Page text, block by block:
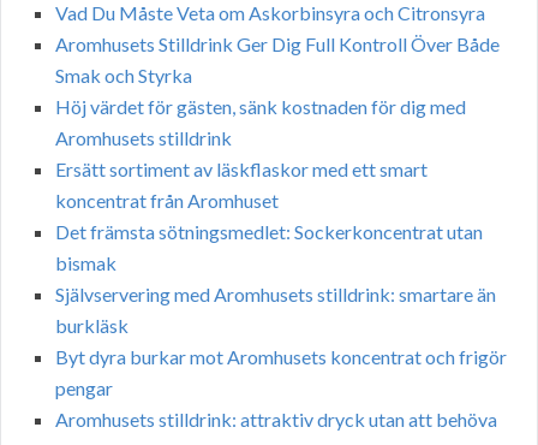
Vad Du Måste Veta om Askorbinsyra och Citronsyra
Aromhusets Stilldrink Ger Dig Full Kontroll Över Både
Smak och Styrka
Höj värdet för gästen, sänk kostnaden för dig med
Aromhusets stilldrink
Ersätt sortiment av läskflaskor med ett smart
koncentrat från Aromhuset
Det främsta sötningsmedlet: Sockerkoncentrat utan
bismak
Självservering med Aromhusets stilldrink: smartare än
burkläsk
Byt dyra burkar mot Aromhusets koncentrat och frigör
pengar
Aromhusets stilldrink: attraktiv dryck utan att behöva